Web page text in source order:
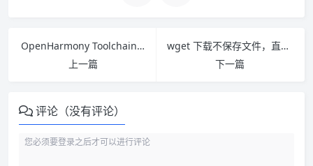
OpenHarmony Toolchain 安装命令
上一篇
wget 下载不保存文件，直接使用 tar 解压
下一篇
评论（没有评论）